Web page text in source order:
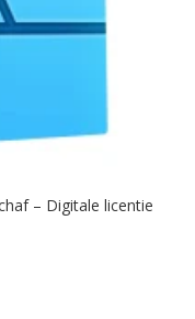
– Digitale licentie